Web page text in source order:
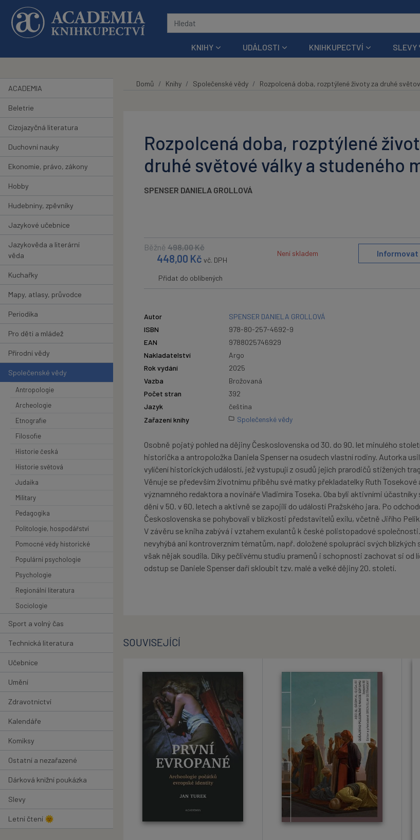
Přeskočit na hlavní obsah
KNIHY UDÁLOSTI KNIHKUPECTVÍ SLEVY
ACADEMIA
Beletrie
Cizojazyčná literatura
Duchovní nauky
Ekonomie, právo, zákony
Hobby
Hudebniny, zpěvníky
Jazykové učebnice
Jazykověda a literární
věda
Kuchařky
Mapy, atlasy, průvodce
Periodika
Pro děti a mládež
Přírodní vědy
Společenské vědy
Antropologie
Archeologie
Etnografie
Filosofie
Historie česká
Historie světová
Judaika
Military
Pedagogika
Politologie, hospodářství
Pomocné vědy historické
Populární psychologie
Psychologie
Regionální literatura
Sociologie
Sport a volný čas
Technická literatura
Učebnice
Umění
Zdravotnictví
Kalendáře
Komiksy
Ostatní a nezařazené
Dárková knižní poukázka
Slevy
Letní čtení 🌞
Domů Knihy Společenské vědy Rozpolcená doba, rozptýlené životy za druhé
Rozpolcená doba, rozptýlené
druhé světové války a studeného
SPENSER DANIELA GROLLOVÁ
Běžně 498,00Kč
448,00 Kč vč. DPH
Není skladem Informovat
Přidat do oblíbených
Autor
SPENSER DANIELA GROLLOVÁ
ISBN
978-80-257-4692-9
EAN
9788025746929
Nakladatelství
Argo
Rok vydání
2025
Vazba
Brožovaná
Počet stran
392
Jazyk
čeština
Zařazení knihy
Společenské vědy
Osobně pojatý pohled na dějiny Československa od 30. do 90. let minulého
historička a antropoložka Daniela Spenser na osudech vlastní rodiny. Autorka
vylíčení historických událostí, jež vystupují z osudů jejích prarodičů stižených
Věnuje se především životnímu příběhu své matky překladatelky Ruth Tosekové
významného redaktora a novináře Vladimíra Toseka. Oba byli aktivními
dění v 50. v 60. letech a aktivně se zapojili do událostí Pražského jara. Po
Československa se pohybovali v blízkosti představitelů exilu, včetně Jiřího
V závěru se kniha zabývá i vztahem exulantů k české polistopadové
nevyhýbá ani kontroverzním tématům, např. doložené spolupráci svých blízkých
však nějak soudila. Díky pečlivému studiu pramenů i schopnosti zachovat si od
odstup se Daniele Spenser daří skloubit tzv. malé a velké dějiny 20. století.
SOUVISEJÍCÍ